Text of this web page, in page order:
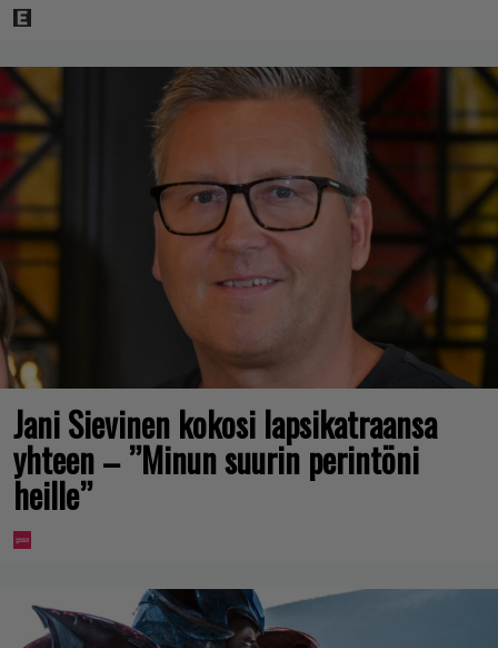
Jani Sievinen kokosi lapsikatraansa
yhteen – ”Minun suurin perintöni
heille”